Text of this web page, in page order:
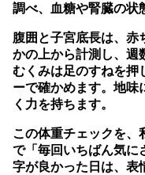
調べ、血糖や腎臓の状
腹囲と子宮底長は、赤
かの上から計測し、週
むくみは足のすねを押
ーで確かめます。地味
く力を持ちます。
この体重チェックを、
で「毎回いちばん気に
字が良かった日は、表